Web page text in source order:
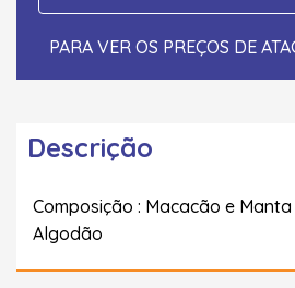
PARA VER OS PREÇOS DE
Descrição
Composição : Macacão e Manta
Algodão